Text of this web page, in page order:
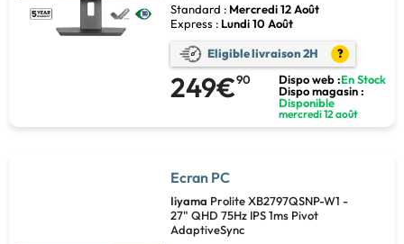
Standard : Mercredi 12 Août
Express : Lundi 10 Août
Eligible livraison 2H ?
249€90 Dispo web :En Stock
Dispo magasin :
Disponible
mercredi 12 août
Ecran PC
Iiyama Prolite XB2797QSNP-W1 -
27" QHD 75Hz IPS 1ms Pivot
AdaptiveSync